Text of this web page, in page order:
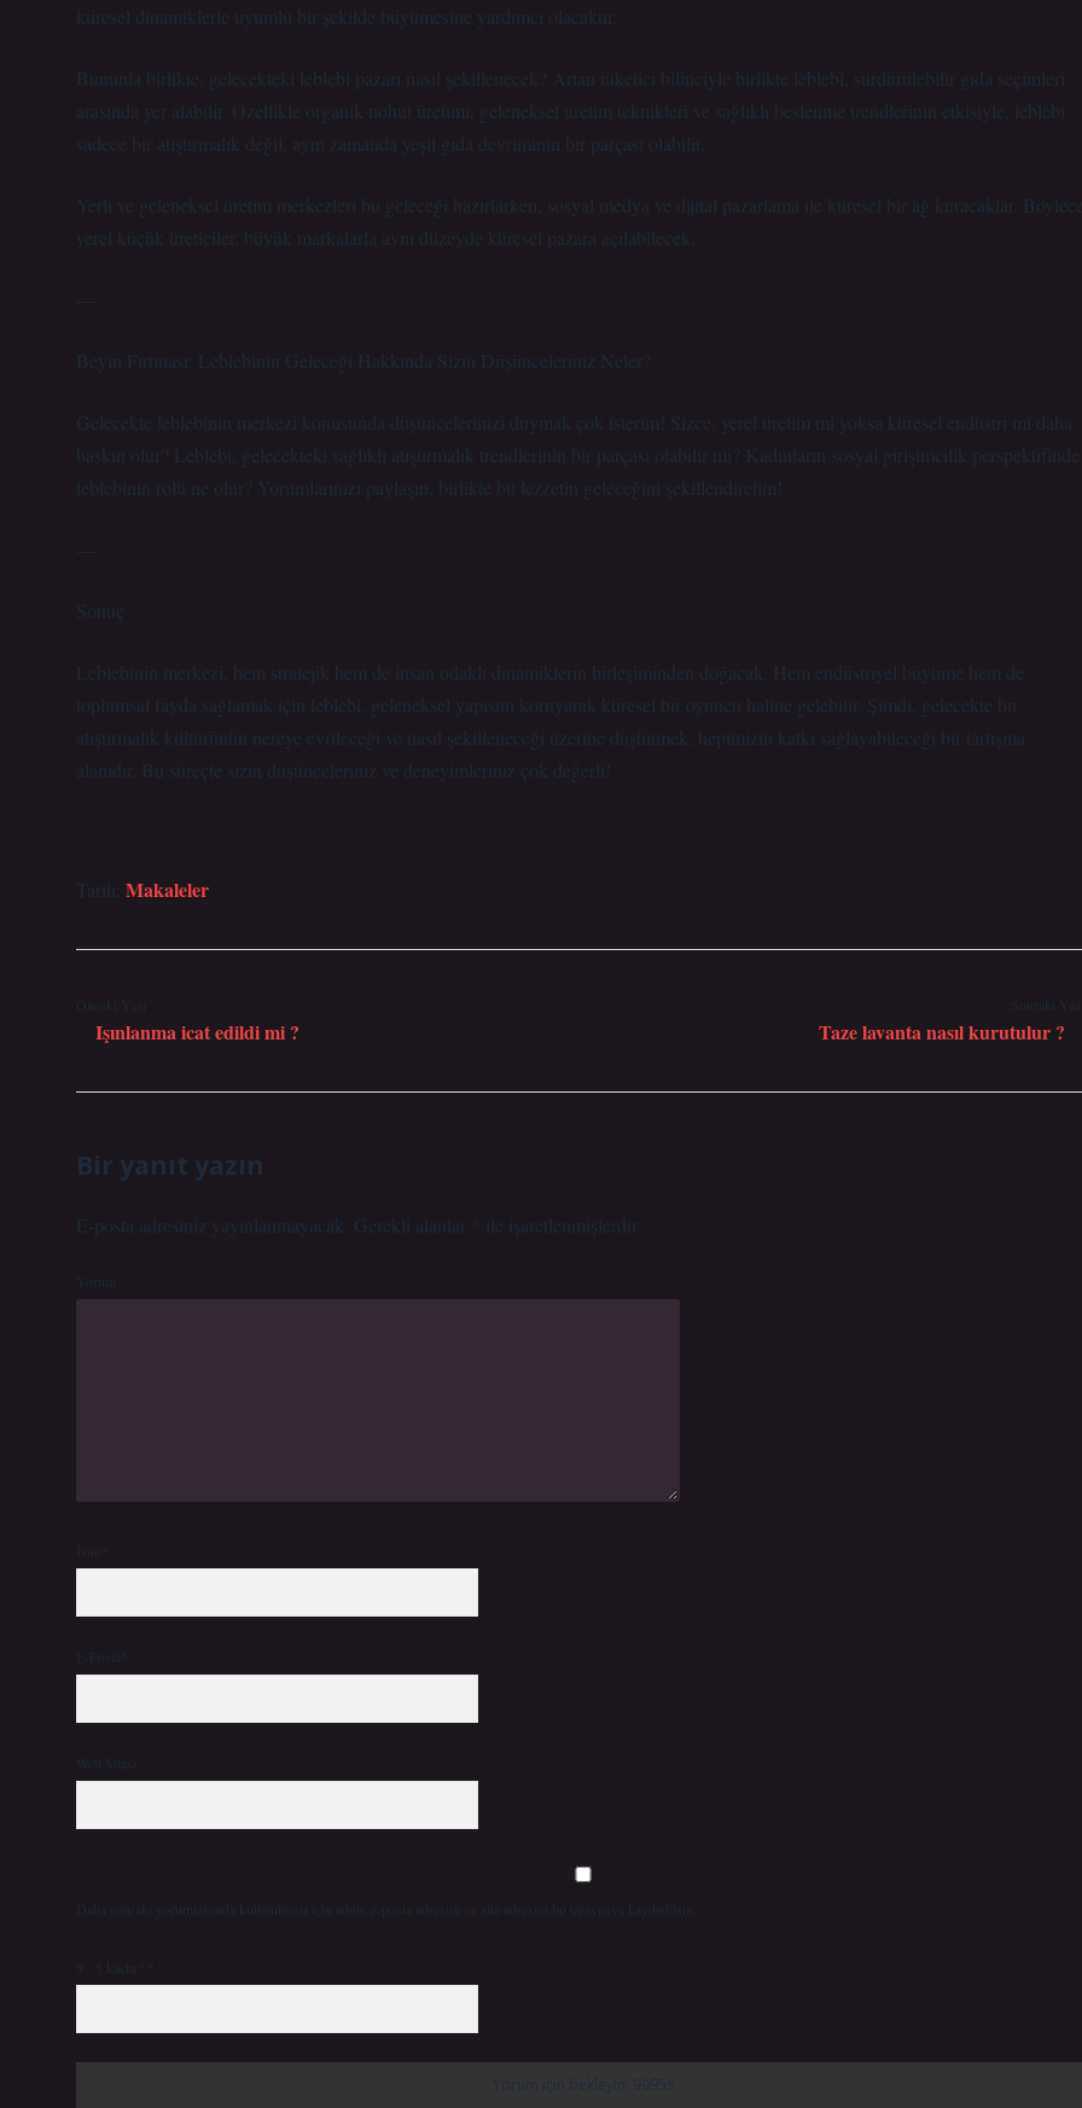
küresel dinamiklerle uyumlu bir şekilde büyümesine yardımcı olacaktır.
Bununla birlikte, gelecekteki leblebi pazarı nasıl şekillenecek? Artan tüketici bilinciyle birlikte leblebi, sürdürülebilir gıda seçimleri
arasında yer alabilir. Özellikle organik nohut üretimi, geleneksel üretim teknikleri ve sağlıklı beslenme trendlerinin etkisiyle, leblebi
sadece bir atıştırmalık değil, aynı zamanda yeşil gıda devriminin bir parçası olabilir.
Yerli ve geleneksel üretim merkezleri bu geleceği hazırlarken, sosyal medya ve dijital pazarlama ile küresel bir ağ kuracaklar.
yerel küçük üreticiler, büyük markalarla aynı düzeyde küresel pazara açılabilecek.
Beyin Fırtınası: Leblebinin Geleceği Hakkında Sizin Düşünceleriniz Neler?
Gelecekte leblebinin merkezi konusunda düşüncelerinizi duymak çok isterim! Sizce, yerel üretim mi yoksa küresel endüstri mi daha
baskın olur? Leblebi, gelecekteki sağlıklı atıştırmalık trendlerinin bir parçası olabilir mi? Kadınların sosyal girişimcilik perspektifinde
leblebinin rolü ne olur? Yorumlarınızı paylaşın, birlikte bu lezzetin geleceğini şekillendirelim!
Sonuç
Leblebinin merkezi, hem stratejik hem de insan odaklı dinamiklerin birleşiminden doğacak. Hem endüstriyel büyüme hem de
toplumsal fayda sağlamak için leblebi, geleneksel yapısını koruyarak küresel bir oyuncu haline gelebilir. Şimdi, gelecekte bu
atıştırmalık kültürünün nereye evrileceği ve nasıl şekilleneceği üzerine düşünmek, hepimizin katkı sağlayabileceği bir tartışma
alanıdır. Bu süreçte sizin düşünceleriniz ve deneyimleriniz çok değerli!
Tarih: Makaleler
Önceki Yazı
Işınlanma icat edildi mi ?
Sonraki
Taze lavanta nasıl kurutulur ?
Bir yanıt yazın
E-posta adresiniz yayınlanmayacak. Gerekli alanlar ile işaretlenmişlerdir
Yorum
İsim*
E-Posta*
Web Sitesi
Daha sonraki yorumlarımda kullanılması için adım, e-posta adresim ve site adresim bu tarayıcıya kaydedilsin.
9 - 5 kaçtır?